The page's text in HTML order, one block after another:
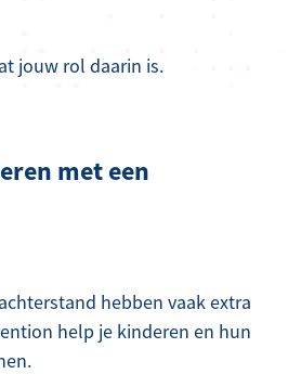
jouw rol daarin is.
met een
hebben vaak extra
help je kinderen en hun